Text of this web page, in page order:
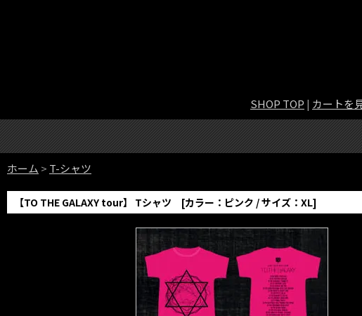
SHOP TOP | カートを
ホーム > T-シャツ
【TO THE GALAXY tour】 Tシャツ [カラー：ピンク / サイズ：XL]